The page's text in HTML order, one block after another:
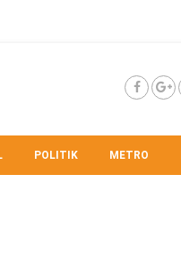
POLITIK METRO